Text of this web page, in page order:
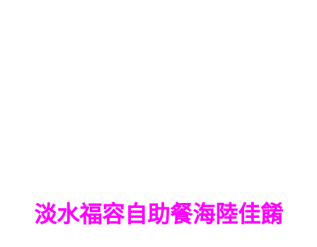
淡水福容自助餐海陸佳餚